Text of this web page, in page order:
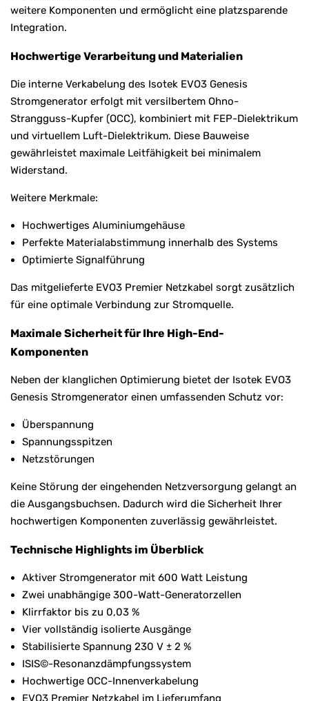
weitere Komponenten und ermöglicht eine platzsparende
Integration.
Hochwertige Verarbeitung und Materialien
Die interne Verkabelung des Isotek EVO3 Genesis
Stromgenerator erfolgt mit versilbertem Ohno-
Strangguss-Kupfer (OCC), kombiniert mit FEP-Dielektrikum
und virtuellem Luft-Dielektrikum. Diese Bauweise
gewährleistet maximale Leitfähigkeit bei minimalem
Widerstand.
Weitere Merkmale:
Hochwertiges Aluminiumgehäuse
Perfekte Materialabstimmung innerhalb des Systems
Optimierte Signalführung
Das mitgelieferte EVO3 Premier Netzkabel sorgt zusätzlich
für eine optimale Verbindung zur Stromquelle.
Maximale Sicherheit für Ihre High-End-
Komponenten
Neben der klanglichen Optimierung bietet der Isotek EVO3
Genesis Stromgenerator einen umfassenden Schutz vor:
Überspannung
Spannungsspitzen
Netzstörungen
Keine Störung der eingehenden Netzversorgung gelangt an
die Ausgangsbuchsen. Dadurch wird die Sicherheit Ihrer
hochwertigen Komponenten zuverlässig gewährleistet.
Technische Highlights im Überblick
Aktiver Stromgenerator mit 600 Watt Leistung
Zwei unabhängige 300-Watt-Generatorzellen
Klirrfaktor bis zu 0,03 %
Vier vollständig isolierte Ausgänge
Stabilisierte Spannung 230 V ± 2 %
ISIS©-Resonanzdämpfungssystem
Hochwertige OCC-Innenverkabelung
EVO3 Premier Netzkabel im Lieferumfang